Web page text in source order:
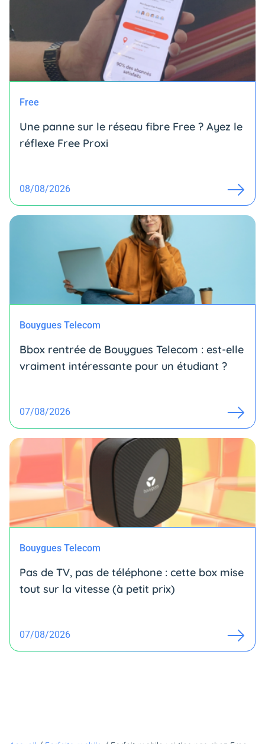
Free
Une panne sur le réseau fibre Free ? Ayez le
réflexe Free Proxi
08/08/2026
Bouygues Telecom
Bbox rentrée de Bouygues Telecom : est-elle
vraiment intéressante pour un étudiant ?
07/08/2026
Bouygues Telecom
Pas de TV, pas de téléphone : cette box mise
tout sur la vitesse (à petit prix)
07/08/2026